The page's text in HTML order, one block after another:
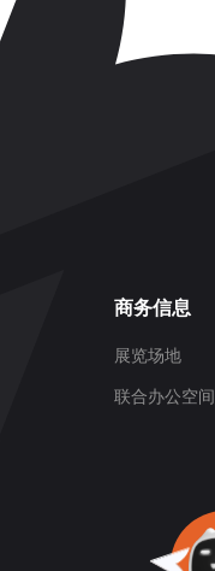
商务信息
展览场地
联合办公空间